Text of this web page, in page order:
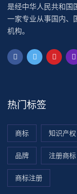
是经中华人民共和国
一家专业从事国内、
机构。
热门标签
商标 知识产权
品牌 注册商标
商标注册